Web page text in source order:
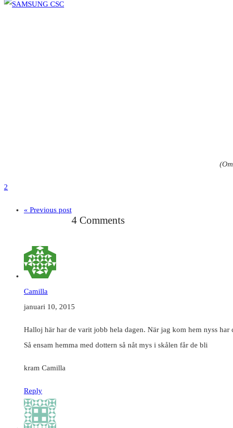
2
« Previous post
4 Comments
Camilla
januari 10, 2015
Halloj här har de varit jobb hela dagen. När jag kom hem nyss
Så ensam hemma med dottern så nåt mys i skålen får de bli
kram Camilla
Reply